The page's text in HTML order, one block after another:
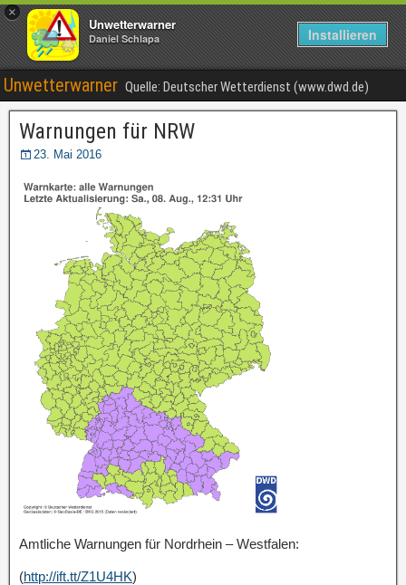
×
Unwetterwarner
Daniel Schlapa Installieren
Unwetterwarner Quelle: Deutscher Wetterdienst (www.dwd.de)
Warnungen für NRW
23. Mai 2016
Amtliche Warnungen für Nordrhein – Westfalen:
(http://ift.tt/Z1U4HK)